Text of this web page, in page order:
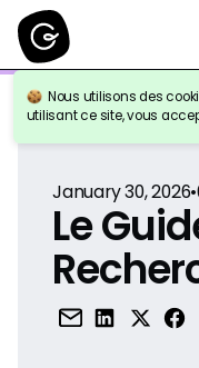
Nous utilisons des
utilisant ce site, vous
Retour à la
January 30, 2026•
Le